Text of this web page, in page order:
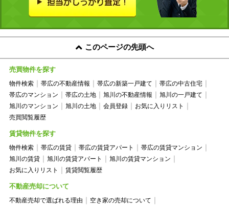
このページの先頭へ
売買物件を探す
物件検索 帯広の不動産情報 帯広の新築一戸建て
帯広の中古住宅
帯広のマンション
帯広の土地 旭川の不動産情報
旭川の一戸建て
旭川のマンション
旭川の土地 会員登録
お気に入りリスト
売買閲覧履歴
賃貸物件を探す
物件検索 帯広の賃貸 帯広の賃貸アパート
帯広の賃貸マンション
旭川の賃貸
旭川の賃貸アパート
旭川の賃貸マンション
お気に入りリスト
賃貸閲覧履歴
不動産売却について
不動産売却で選ばれる理由
空き家の売却について